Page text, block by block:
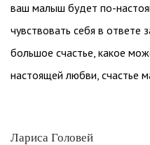
ваш малыш будет по-
чувствовать себя в ответе
большое счастье, какое
настоящей любви, счастье
Лариса Головей